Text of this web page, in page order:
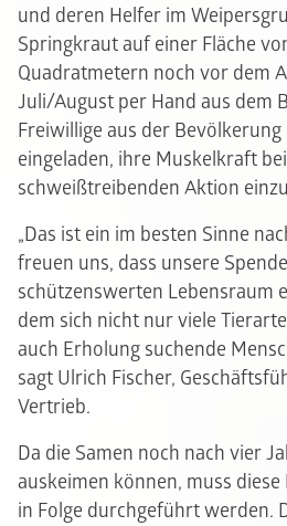
und deren Helfer im
Springkraut auf einer Fläche
Quadratmetern noch vor dem
Juli/August per Hand aus dem
Freiwillige aus der
eingeladen, ihre Muskelkraft
schweißtreibenden Aktion
„Das ist ein im besten Sinne
freuen uns, dass unsere
schützenswerten Lebensraum
dem sich nicht nur viele
auch Erholung suchende
sagt Ulrich Fischer,
Vertrieb.
Da die Samen noch nach vier
auskeimen können, muss
in Folge durchgeführt werden.